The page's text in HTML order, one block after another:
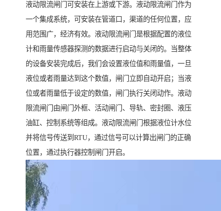
液动限流闸门可安装在上游或下游。液动限流闸门作为
一个集成系统，可安装在管道口，渠道的任何位置，应
用范围广，经济有效。液动限流闸门是根据配置的液位
计和雨量传感器探测的数据进行启动与关闭的。当整体
的设备安装完成后，我们会设置液位值和雨量值，一旦
液位或者雨量达到这个数值，闸门立即自动开启；当液
位或者雨量低于设定的数值，闸门执行关闭动作。液动
限流闸门由闸门外框、活动闸门、导轨、密封圈、液压
油缸、控制系统等组成。液动限流闸门根据液位计水位
并将信号传送到RTU，通过信号可以计算出闸门的正确
位置，通过执行器控制闸门开启。